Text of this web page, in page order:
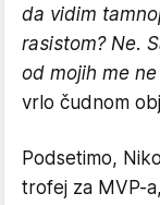
da vidim
rasistom? Ne.
od mojih me
vrlo čudnom
Podsetimo,
trofej za MVP-